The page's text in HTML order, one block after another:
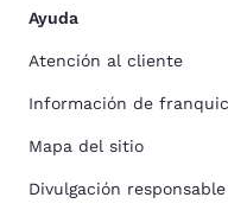
Ayuda
Atención al cliente
Información de
Mapa del sitio
Divulgación responsable